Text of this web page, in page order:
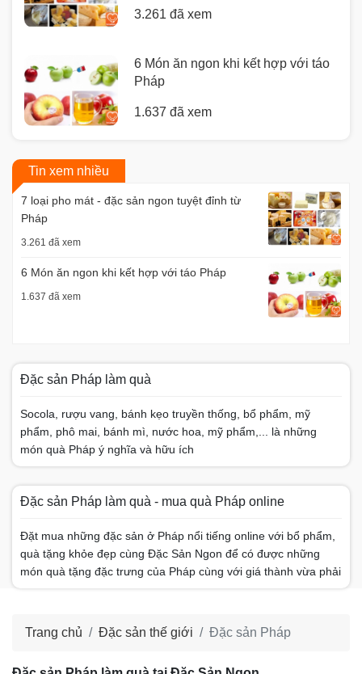
3.261 đã xem
6 Món ăn ngon khi kết hợp với táo
Pháp
1.637 đã xem
Tin xem nhiều
7 loại pho mát - đặc sản ngon tuyệt đỉnh từ
Pháp
3.261 đã xem
6 Món ăn ngon khi kết hợp với táo Pháp
1.637 đã xem
Đặc sản Pháp làm quà
Socola, rượu vang, bánh kẹo truyền thống, bổ phẩm, mỹ
phẩm, phô mai, bánh mì, nước hoa, mỹ phẩm,... là những
món quà Pháp ý nghĩa và hữu ích
Đặc sản Pháp làm quà - mua quà Pháp online
Đặt mua những đặc sản ở Pháp nổi tiếng online với bổ phẩm,
quà tặng khỏe đẹp cùng Đặc Sản Ngon để có được những
món quà tặng đặc trưng của Pháp cùng với giá thành vừa phải
Trang chủ Đặc sản thế giới Đặc sản Pháp